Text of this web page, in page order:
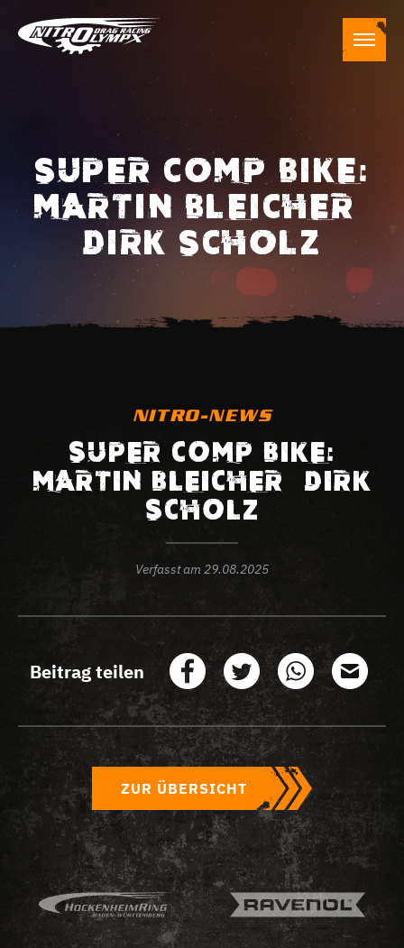
SUPER COMP BIKE:
MARTIN BLEICHER –
DIRK SCHOLZ
NITRO-NEWS
SUPER COMP BIKE:
MARTIN BLEICHER – DIRK
SCHOLZ
Verfasst am 29.08.2025
Beitrag teilen
ZUR ÜBERSICHT